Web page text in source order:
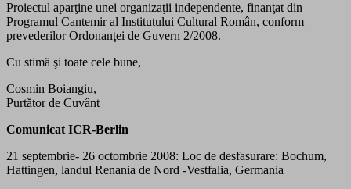
Proiectul aparţine unei organizaţii independente, finanţat din
Programul Cantemir al Institutului Cultural Român, conform
prevederilor Ordonanţei de Guvern 2/2008.
Cu stimă şi toate cele bune,
Cosmin Boiangiu,
Purtător de Cuvânt
Comunicat ICR-Berlin
21 septembrie- 26 octombrie 2008: Loc de desfasurare: Bochum,
Hattingen, landul Renania de Nord -Vestfalia, Germania